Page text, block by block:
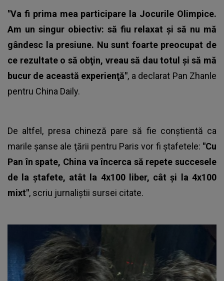
"Va fi prima mea participare la Jocurile Olimpice.
Am un singur obiectiv: să fiu relaxat şi să nu mă
gândesc la presiune. Nu sunt foarte preocupat de
ce rezultate o să obţin, vreau să dau totul şi să mă
bucur de această experienţă", a declarat Pan Zhanle
pentru China Daily.
De altfel, presa chineză pare să fie conştientă ca
marile şanse ale ţării pentru Paris vor fi ștafetele: "Cu
Pan în spate, China va încerca să repete succesele
de la ştafete, atât la 4x100 liber, cât şi la 4x100
mixt", scriu jurnaliştii sursei citate.